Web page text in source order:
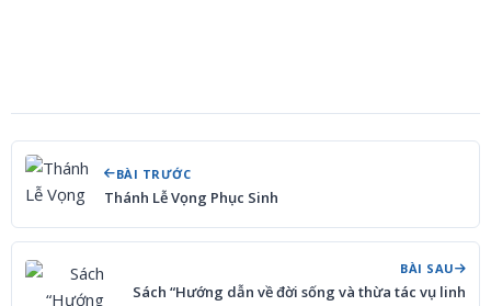
BÀI TRƯỚC
Thánh Lễ Vọng Phục Sinh
BÀI SAU
Sách “Hướng dẫn về đời sống và thừa tác vụ linh